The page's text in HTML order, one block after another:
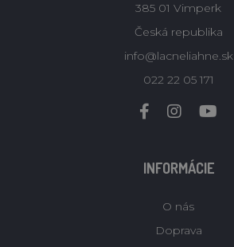
385 01 Vimperk
Česká republika
info@lacneliahne.sk
022 22 05 171
INFORMÁCIE
O nás
Doprava